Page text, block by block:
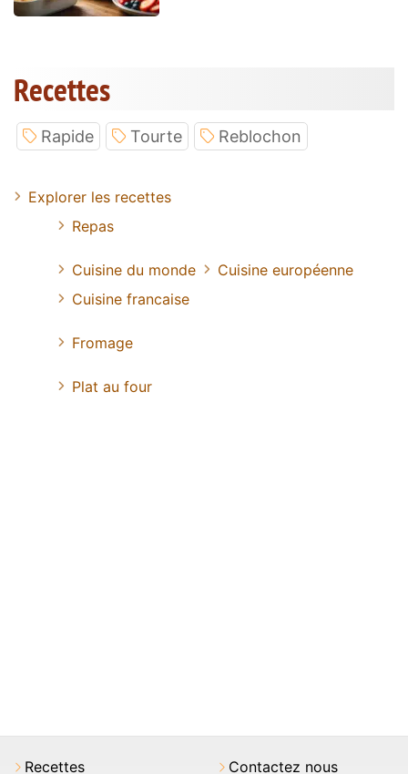
Recettes
Rapide Tourte Reblochon
Explorer les recettes
Repas
Cuisine du monde
Cuisine européenne
Cuisine francaise
Fromage
Plat au four
Recettes Contactez nous